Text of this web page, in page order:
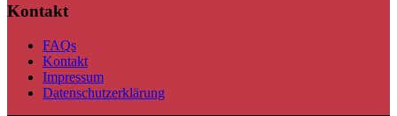
Kontakt
FAQs
Kontakt
Impressum
Datenschutzerklärung